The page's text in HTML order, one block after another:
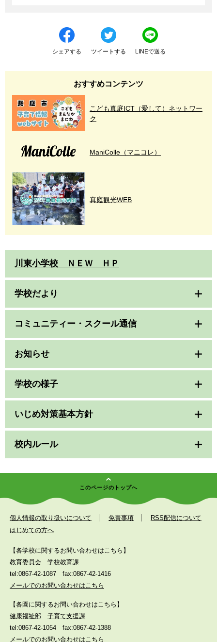
シェアする ツイートする LINEで送る
おすすめコンテンツ
こども真庭ICT（愛して）ネットワー
ク
ManiColle（マニコレ）
真庭観光WEB
川東小学校 ＮＥＷ ＨＰ
学校だより
コミュニティー・スクール通信
お知らせ
学校の様子
いじめ対策基本方針
校内ルール
このページのトップへ
個人情報の取り扱いについて 免責事項
RSS配信について
はじめての方へ
【各学校に関するお問い合わせはこちら】
教育委員会
学校教育課
tel:0867-42-1087
fax:0867-42-1416
メールでのお問い合わせはこちら
【各園に関するお問い合わせはこちら】
健康福祉部
子育て支援課
tel:0867-42-1054
fax:0867-42-1388
メールでのお問い合わせはこちら